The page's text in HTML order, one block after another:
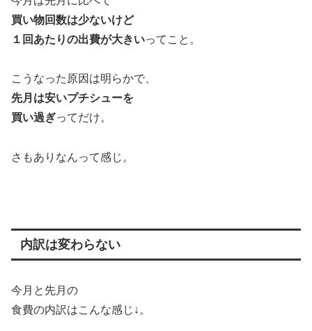
買い物回数は少ないけど
１回あたりの出費が大きいってこと。
こうなった原因は明らかで、
先月は安いプチシューを
買い過ぎってだけ。
さもありなんって感じ。
内訳は変わらない
今月と先月の
食費の内訳はこんな感じ↓。